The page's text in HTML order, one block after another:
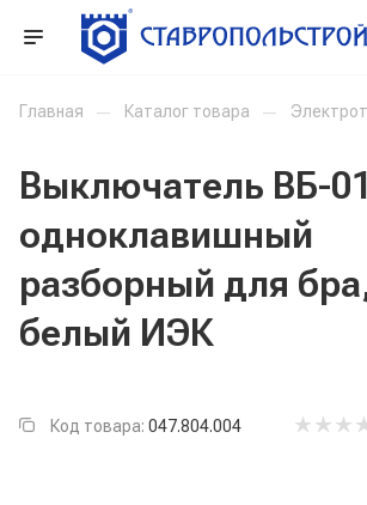
Главная — Каталог товара —
Выключатель ВБ-
одноклавишный
разборный для
белый ИЭК
Код товара: 047.804.004